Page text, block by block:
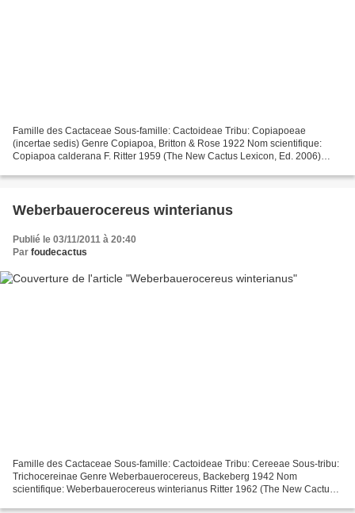
Famille des Cactaceae Sous-famille: Cactoideae Tribu: Copiapoeae
(incertae sedis) Genre Copiapoa, Britton & Rose 1922 Nom scientifique:
Copiapoa calderana F. Ritter 1959 (The New Cactus Lexicon, Ed. 2006)
Weberbauerocereus winterianus
Publié le 03/11/2011 à 20:40
Par foudecactus
Famille des Cactaceae Sous-famille: Cactoideae Tribu: Cereeae Sous-tribu:
Trichocereinae Genre Weberbauerocereus, Backeberg 1942 Nom
scientifique: Weberbauerocereus winterianus Ritter 1962 (The New Cactus